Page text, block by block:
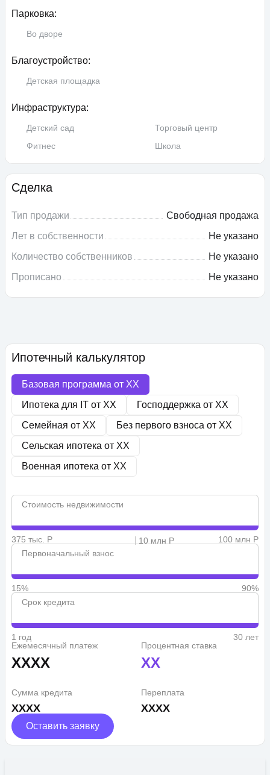
Парковка:
Во дворе
Благоустройство:
Детская площадка
Инфраструктура:
Детский сад
Торговый центр
Фитнес
Школа
Сделка
Тип продажи
Свободная продажа
Лет в собственности
Не указано
Количество собственников
Не указано
Прописано
Не указано
Ипотечный калькулятор
Базовая программа от XX
Ипотека для IT от XX Господдержка от XX
Семейная от XX Без первого взноса от XX
Сельская ипотека от XX
Военная ипотека от XX
Стоимость недвижимости
375 тыс. Р 10 млн Р
100 млн Р
Первоначальный взнос
15%
90%
Срок кредита
1 год
30 лет
Ежемесячный платеж
XXXX
Процентная ставка
XX
Сумма кредита
XXXX
Переплата
XXXX
Оставить заявку